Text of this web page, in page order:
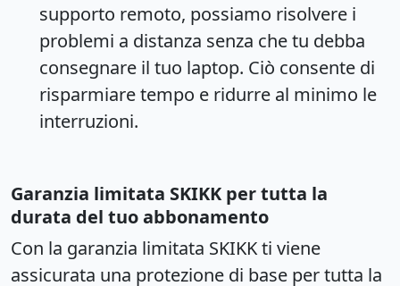
supporto remoto, possiamo risolvere i
problemi a distanza senza che tu debba
consegnare il tuo laptop. Ciò consente di
risparmiare tempo e ridurre al minimo le
interruzioni.
Garanzia limitata SKIKK per tutta la
durata del tuo abbonamento
Con la garanzia limitata SKIKK ti viene
assicurata una protezione di base per tutta la